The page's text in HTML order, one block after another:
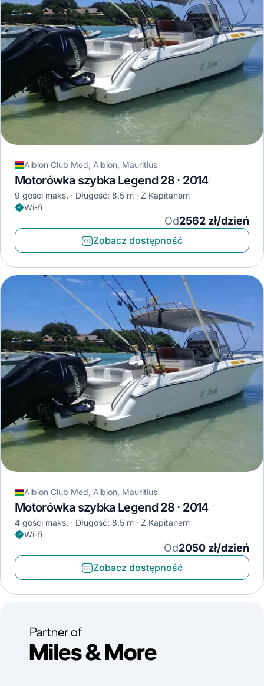
Albion Club Med, Albion, Mauritius
Motorówka szybka Legend 28 · 2014
9 gości maks. Długość: 8,5 m
Z Kapitanem
Wi-fi
Od2562 zł/dzień
Zobacz dostępność
Albion Club Med, Albion, Mauritius
Motorówka szybka Legend 28 · 2014
4 gości maks. Długość: 8,5 m
Z Kapitanem
Wi-fi
Od2050 zł/dzień
Zobacz dostępność